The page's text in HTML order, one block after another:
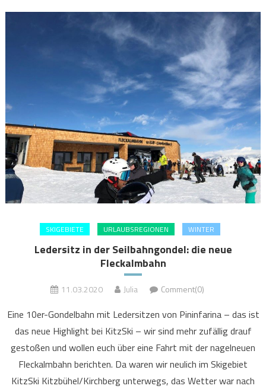
SKIGEBIETE URLAUBSREGIONEN WINTER
Ledersitz in der Seilbahngondel: die neue
Fleckalmbahn
11.03.2020 Julia Comment(0)
Eine 10er-Gondelbahn mit Ledersitzen von Pininfarina – das ist
das neue Highlight bei KitzSki – wir sind mehr zufällig drauf
gestoßen und wollen euch über eine Fahrt mit der nagelneuen
Fleckalmbahn berichten. Da waren wir neulich im Skigebiet
KitzSki Kitzbühel/Kirchberg unterwegs, das Wetter war nach